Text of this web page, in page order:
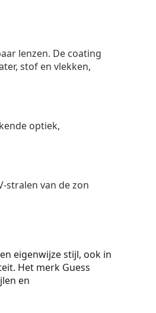
lenzen. De coating
stof en vlekken,
optiek,
stralen van de zon
eigenwijze stijl, ook in
Het merk Guess
en